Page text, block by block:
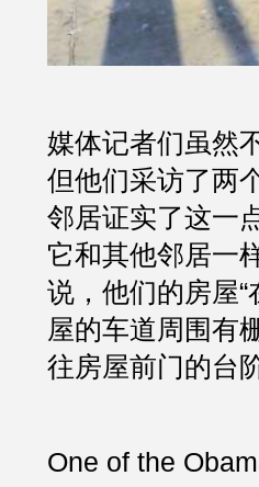
媒体记者们虽然
但他们采访了两
邻居证实了这一
它和其他邻居一
说，他们的房屋
屋的车道周围有
往房屋前门的台阶
One of the